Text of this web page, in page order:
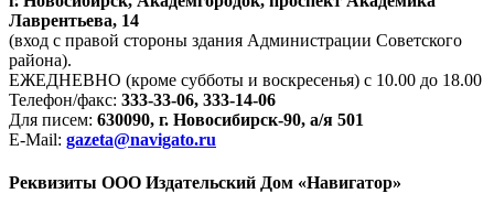
Лаврентьева, 14
(вход с правой стороны здания Администрации Советского
района).
ЕЖЕДНЕВНО (кроме субботы и воскресенья) с 10.00 до 18.00
Телефон/факс: 333-33-06, 333-14-06
Для писем: 630090, г. Новосибирск-90, а/я 501
E-Mail: gazeta@navigato.ru
Реквизиты ООО Издательский Дом «Навигатор»